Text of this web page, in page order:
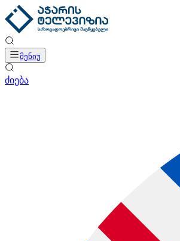
მენიუ
ძიება